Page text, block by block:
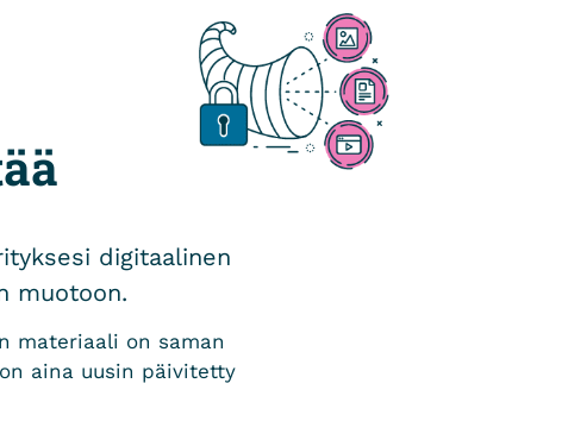
digitaalinen
muotoon.
materiaali on saman
aina uusin päivitetty